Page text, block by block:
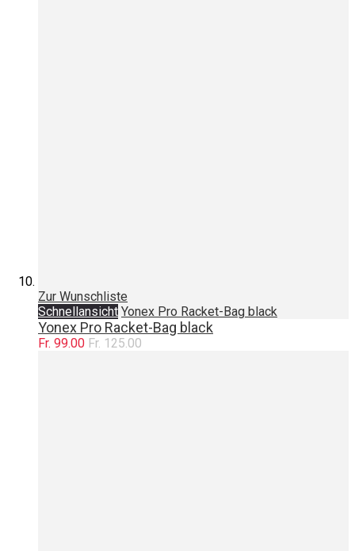
Zur Wunschliste
Schnellansicht Yonex Pro Racket-Bag black
Yonex Pro Racket-Bag black
Fr. 99.00 Fr. 125.00